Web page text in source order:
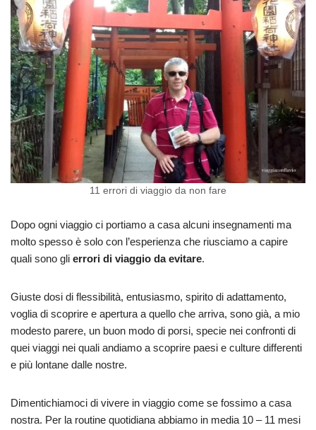
11 errori di viaggio da non fare
Dopo ogni viaggio ci portiamo a casa alcuni insegnamenti ma
molto spesso è solo con l’esperienza che riusciamo a capire
quali sono gli errori di viaggio da evitare.
Giuste dosi di flessibilità, entusiasmo, spirito di adattamento,
voglia di scoprire e apertura a quello che arriva, sono già, a mio
modesto parere, un buon modo di porsi, specie nei confronti di
quei viaggi nei quali andiamo a scoprire paesi e culture differenti
e più lontane dalle nostre.
Dimentichiamoci di vivere in viaggio come se fossimo a casa
nostra. Per la routine quotidiana abbiamo in media 10 – 11 mesi